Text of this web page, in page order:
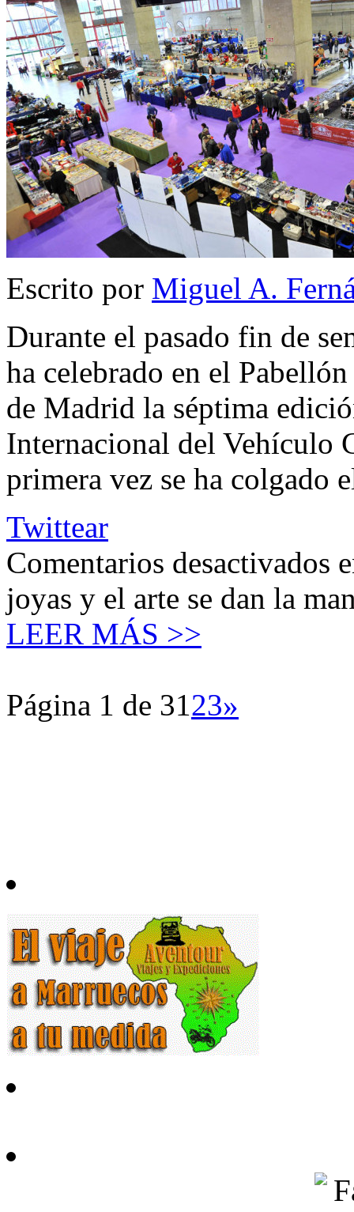
Escrito por Miguel A.
Durante el pasado fin de
ha celebrado en el
de Madrid la séptima
Internacional del Vehículo
primera vez se ha
Twittear
Comentarios desactivados
joyas y el arte se dan la
LEER MÁS >>
Página 1 de 3123»